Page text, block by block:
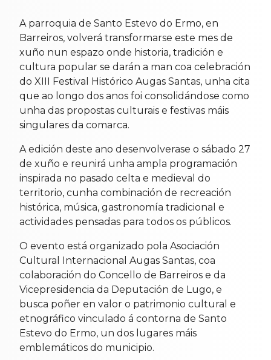
A parroquia de Santo Estevo do Ermo, en
Barreiros, volverá transformarse este mes de
xuño nun espazo onde historia, tradición e
cultura popular se darán a man coa celebración
do XIII Festival Histórico Augas Santas, unha cita
que ao longo dos anos foi consolidándose como
unha das propostas culturais e festivas máis
singulares da comarca.
A edición deste ano desenvolverase o sábado 27
de xuño e reunirá unha ampla programación
inspirada no pasado celta e medieval do
territorio, cunha combinación de recreación
histórica, música, gastronomía tradicional e
actividades pensadas para todos os públicos.
O evento está organizado pola Asociación
Cultural Internacional Augas Santas, coa
colaboración do Concello de Barreiros e da
Vicepresidencia da Deputación de Lugo, e
busca poñer en valor o patrimonio cultural e
etnográfico vinculado á contorna de Santo
Estevo do Ermo, un dos lugares máis
emblemáticos do municipio.